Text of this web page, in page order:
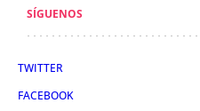
SÍGUENOS
TWITTER
FACEBOOK